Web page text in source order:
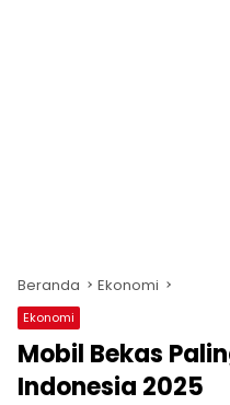
Beranda Ekonomi
Ekonomi
Mobil Bekas
Indonesia 2025